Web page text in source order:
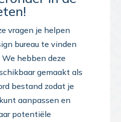
vragen je helpen
bureau te vinden
hebben deze
gemaakt als
bestand zodat je
aanpassen en
potentiële